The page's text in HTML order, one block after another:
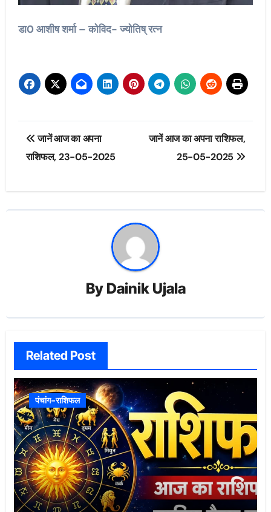
डा0 आशीष शर्मा – कोविद- ज्योतिष् रत्न
Post
navigation
जानें आज का अपना
राशिफल, 23-05-2025
जानें आज का अपना राशिफल,
25-05-2025
By Dainik Ujala
Related Post
पंचांग-राशिफल